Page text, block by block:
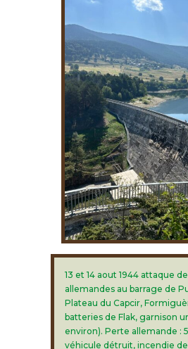
13 et 14 aout 1944 attaque
allemandes au barrage de
Plateau du Capcir,
batteries de Flak, garnison
environ). Perte allemande : 5
véhicule détruit, incendie